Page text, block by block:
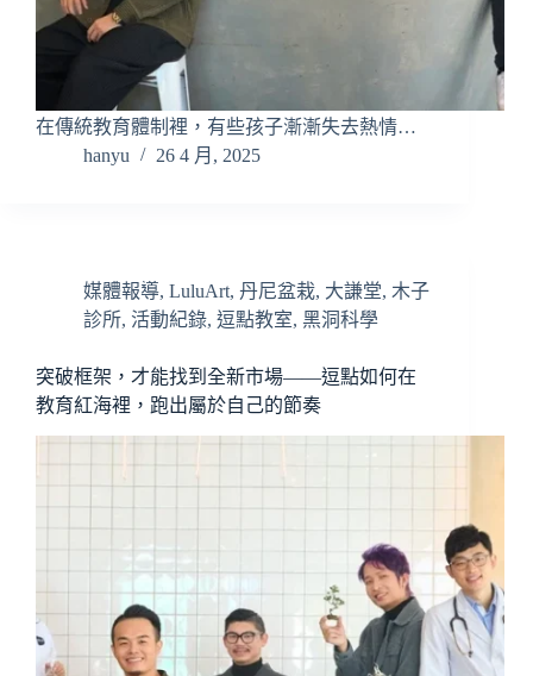
在傳統教育體制裡，有些孩子漸漸失去熱情…
hanyu
26 4 月, 2025
媒體報導, LuluArt, 丹尼盆栽, 大謙堂, 木子
診所, 活動紀錄, 逗點教室, 黑洞科學
突破框架，才能找到全新市場——逗點如何在
教育紅海裡，跑出屬於自己的節奏